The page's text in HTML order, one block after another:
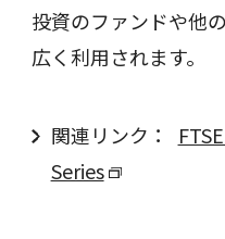
投資のファンドや他
広く利用されます。
関連リンク：
Series